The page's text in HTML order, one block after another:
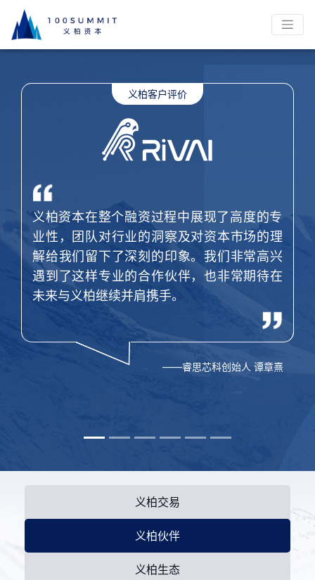
义柏资本在整个融资过程中展现了高度的专
业性，团队对行业的洞察及对资本市场的理
解给我们留下了深刻的印象。我们非常高兴
遇到了这样专业的合作伙伴，也非常期待在
未来与义柏继续并肩携手。
——睿思芯科创始人 谭章熹
义柏交易
义柏伙伴
义柏生态